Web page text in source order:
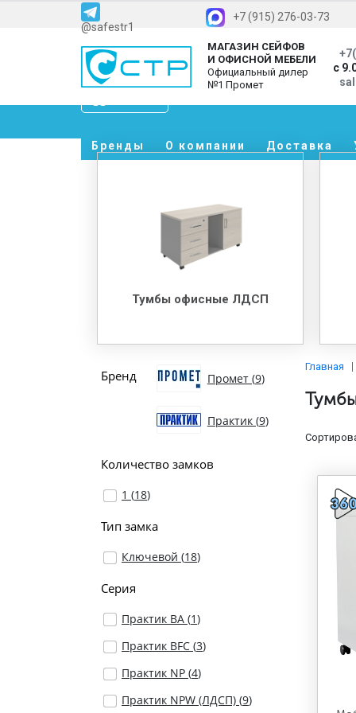
@safestr1
+7 (915) 276-03-73
МАГАЗИН СЕЙФОВ
И ОФИСНОЙ МЕБЕЛИ
Официальный дилер
№1 Промет
с
Бренды О компании Доставка
Тумбы офисные ЛДСП
Бренд Промет (9)
Практик (9)
Количество замков
1 (18)
Тип замка
Ключевой (18)
Серия
Практик BA (1)
Практик BFC (3)
Практик NP (4)
Практик NPW (ЛДСП) (9)
Главная